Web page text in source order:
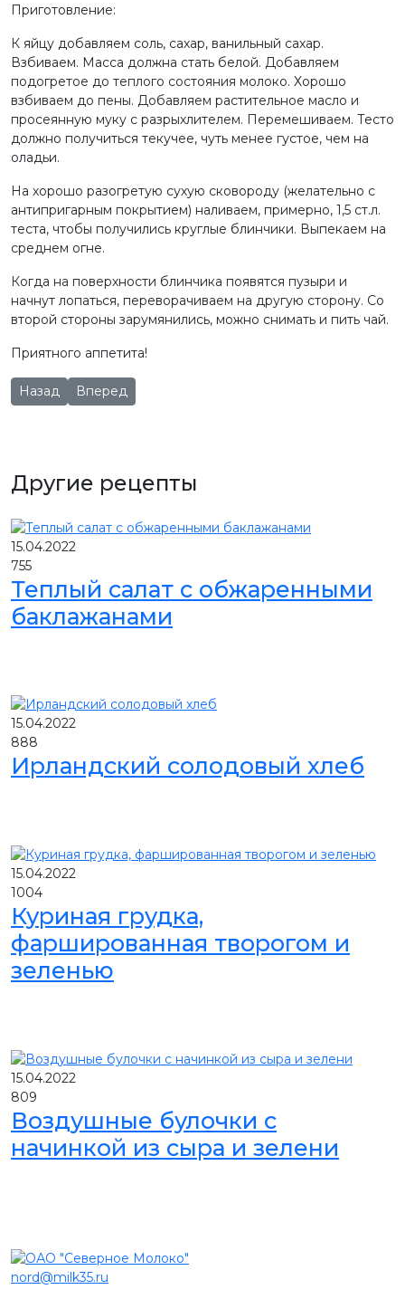
Приготовление:
К яйцу добавляем соль, сахар, ванильный сахар.
Взбиваем. Масса должна стать белой. Добавляем
подогретое до теплого состояния молоко. Хорошо
взбиваем до пены. Добавляем растительное масло и
просеянную муку с разрыхлителем. Перемешиваем. Тесто
должно получиться текучее, чуть менее густое, чем на
оладьи.
На хорошо разогретую сухую сковороду (желательно с
антипригарным покрытием) наливаем, примерно, 1,5 ст.л.
теста, чтобы получились круглые блинчики. Выпекаем на
среднем огне.
Когда на поверхности блинчика появятся пузыри и
начнут лопаться, переворачиваем на другую сторону. Со
второй стороны зарумянились, можно снимать и пить чай.
Приятного аппетита!
Предыдущий: Чизкейк без выпечки
Назад Следующий: Теплый салат с обжаренными
Вперед
Другие рецепты
15.04.2022
755
Теплый салат с обжаренными
баклажанами
15.04.2022
888
Ирландский солодовый хлеб
15.04.2022
1004
Куриная грудка,
фаршированная творогом и
зеленью
15.04.2022
809
Воздушные булочки с
начинкой из сыра и зелени
nord@milk35.ru